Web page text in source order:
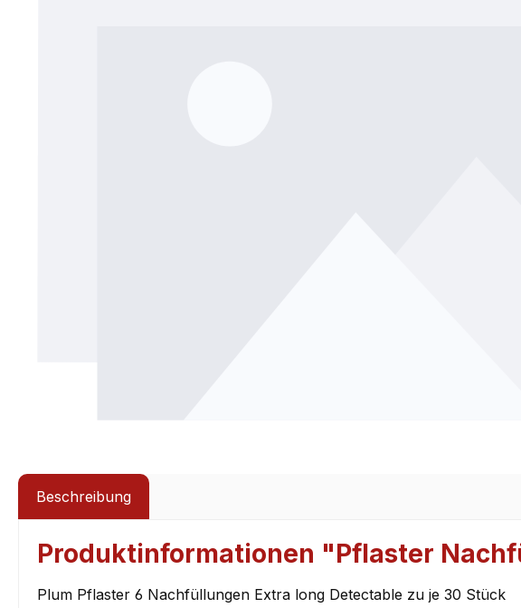
Beschreibung
Produktinformationen "Pflaster
Plum Pflaster 6 Nachfüllungen Extra long Detectable zu je 30 Stück